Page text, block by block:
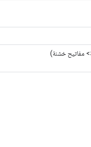
مفاتيح خشنة)